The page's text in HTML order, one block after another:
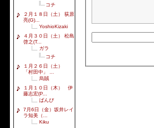
コチ
２月１８日（土） 荻原
亮(G)...
YoshioKizaki
４月３０日（土） 松島
啓之(T...
ガラ
コチ
１月２６日（土）
「村田中」 ...
烏賊
１月１０日（木） 伊
藤志宏(P...
ばんび
7月6日（金）坂井レイ
ラ知美（...
Kiku